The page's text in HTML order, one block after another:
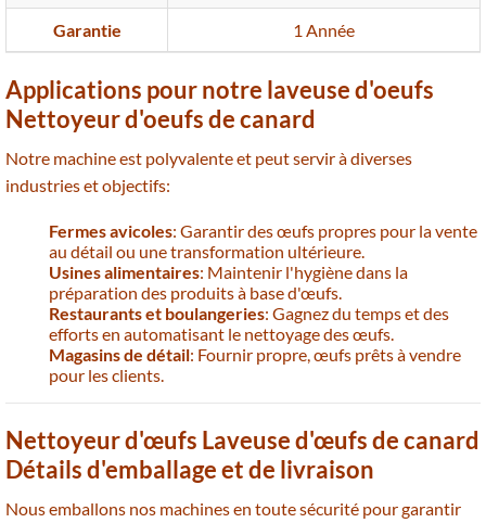
Garantie 1 Année
Applications pour notre laveuse d'oeufs
Nettoyeur d'oeufs de canard
Notre machine est polyvalente et peut servir à diverses
industries et objectifs:
Fermes avicoles: Garantir des œufs propres pour la vente
au détail ou une transformation ultérieure.
Usines alimentaires: Maintenir l'hygiène dans la
préparation des produits à base d'œufs.
Restaurants et boulangeries: Gagnez du temps et des
efforts en automatisant le nettoyage des œufs.
Magasins de détail: Fournir propre, œufs prêts à vendre
pour les clients.
Nettoyeur d'œufs Laveuse d'œufs de canard
Détails d'emballage et de livraison
Nous emballons nos machines en toute sécurité pour garantir